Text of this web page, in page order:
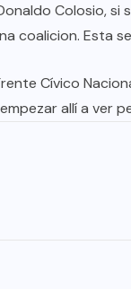
Colosio, si
coalicion. Esta
Cívico
allí a ver